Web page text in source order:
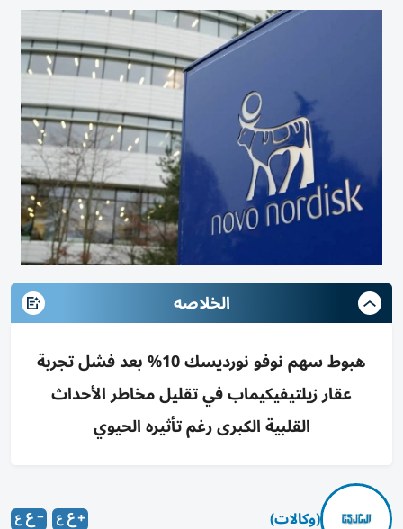
الخلاصه
هبوط سهم نوفو نورديسك 10% بعد فشل تجربة
عقار زيلتيفيكيماب في تقليل مخاطر الأحداث
القلبية الكبرى رغم تأثيره الحيوي
(وكالات)